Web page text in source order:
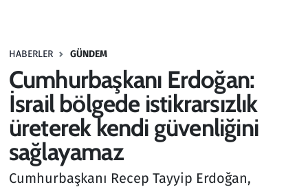
HABERLER GÜNDEM
Cumhurbaşkanı Erdoğan:
İsrail bölgede istikrarsızlık
üreterek kendi güvenliğini
sağlayamaz
Cumhurbaşkanı Recep Tayyip Erdoğan,
Haber
Kültür Sanat
Kurumsal Haberler
Lezzet Durağı